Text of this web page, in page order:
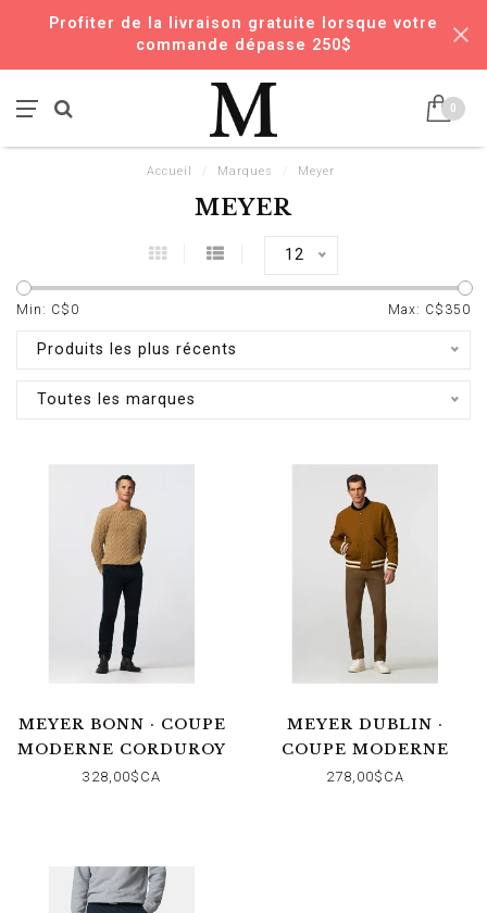
Profiter de la livraison gratuite lorsque votre
commande dépasse 250$
0
Accueil Marques Meyer
MEYER
12
Min: C$ 0 Max: C$ 350
Produits les plus récents
Toutes les marques
MEYER BONN · COUPE
MODERNE CORDUROY
328,00$CA
MEYER DUBLIN ·
COUPE MODERNE
278,00$CA